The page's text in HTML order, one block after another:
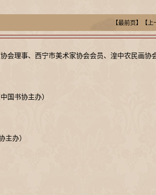
【最前页】【上
会理事、西宁市美术家协会会员、湟中农民画协
国书协主办）
主办）